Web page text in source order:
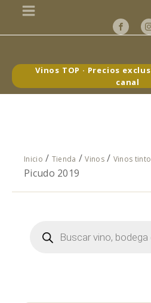
Vinos TOP · Precios
canal
Inicio / Tienda /Vinos/ Vinos
Picudo 2019
Búsqueda